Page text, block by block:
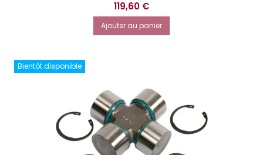
Prix
119,60 €
Ajouter au panier
Bientôt disponible